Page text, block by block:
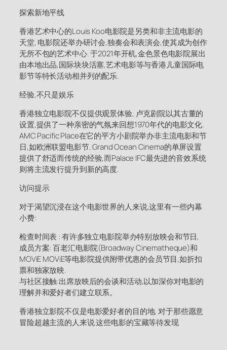
探索新地平线
香港艺术中心的Louis Koo电影院是另类和非主流电影的
天堂, 电影院还举办研讨会,独奏会和表演会,使其成为创作
无所不包的艺术中心. 于2021年开机,金色景色电影院展出
由本地出品,国际块块活塞,艺术电影等与香港儿童国际电
影节等特长活动相并列的配乐.
经验,不只是娱乐
香港独立电影院不仅提供观景体验, 卢克剧院以其古董的
设置,提供了一种亲密的气氛来回想1970年代的电影文化.
AMC Pacific Place在它的平方小剧院举办非主流电影和节
日,如欧洲联盟电影节. Grand Ocean Cinema的单屏设置
提供了舒适而传统的经验,而Palace IFC最先进的音效系统
则将主流发行提升到新的高度.
访问提示
对于渴望沉浸在这个电影世界的人来说,这里有一些内幕
小费:
检查时间表 : 有许多独立电影院举办特别放映会和节日,
成员方案: 百老汇电影院(Broadway Cinematheque)和
MOViE MOViE等电影院提供附带优惠的会员节目,如折扣
票和独家放映.
与社区接触:出席放映后的会谈和活动,以加深你对电影的
理解并和爱好者们建立联系。
香港独立影院不仅是电影爱好者的目的地, 对于那些愿意
冒险超越主流的人来说 这些电影的宝藏等待发现